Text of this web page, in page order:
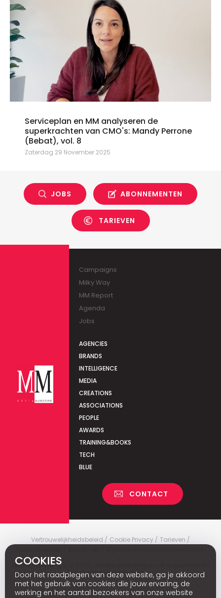
Serviceplan en MM analyseren de
superkrachten van CMO's: Mandy Perrone
(Bebat), vol. 8
Zaterdag 29 November 2025
JOBS ABONNEMENTEN
TARIEVEN
Campaigns
Milky Way
MM Report
Agenda
Jobs
AGENCIES
BRANDS
INTELLIGENCE
MEDIA
CREATIONS
ASSOCIATIONS
PEOPLE
AWARDS
TRAINING&BOOKS
TECH
BLUE
CONTACT
Vertrouwelijkheidsbeleid Cookie Privacy
Tarieven
Media Marketing
the content of external sites.
Fr
COOKIES
Door het raadplegen van deze website, ga je akkoord
met het gebruik van cookies die jouw ervaring, de
werking en het aantal bezoekers van onze website